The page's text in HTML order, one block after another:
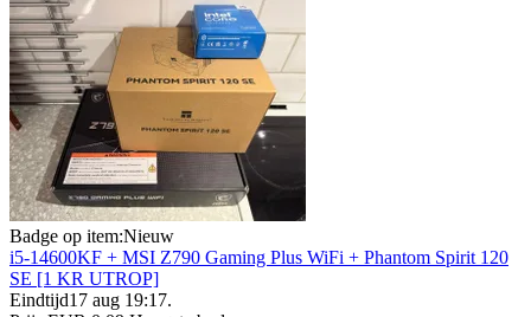
Badge op item:Nieuw
i5-14600KF + MSI Z790 Gaming Plus WiFi + Phantom Spirit 120
SE [1 KR UTROP]
Eindtijd17 aug 19:17.